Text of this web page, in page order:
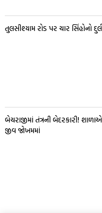
તુલસીશ્યામ રોડ પર ચાર સિંહોનો
બેચરાજીમાં તંત્રની બેદરકારી!
જીવ જોખમમાં